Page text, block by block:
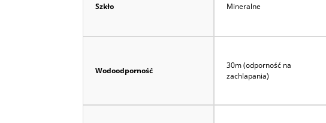
Szkło Mineralne
Wodoodporność
30m (odporność na
zachlapania)